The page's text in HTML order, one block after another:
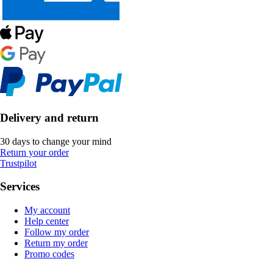
Delivery and return
30 days to change your mind
Return your order
Trustpilot
Services
My account
Help center
Follow my order
Return my order
Promo codes